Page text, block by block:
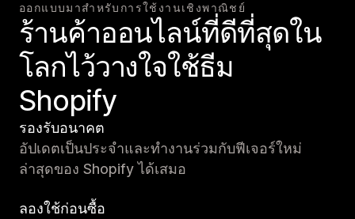
ออกแบบมาสำหรับการใช้งานเชิงพาณิชย์
ร้านค้าออนไลน์ที่ดีที่สุดใน
โลกไว้วางใจใช้ธีม
Shopify
รองรับอนาคต
อัปเดตเป็นประจำและทำงานร่วมกับฟีเจอร์ใหม่
ล่าสุดของ Shopify ได้เสมอ
ลองใช้ก่อนซื้อ